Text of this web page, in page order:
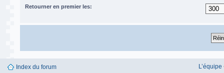
Retourner en premier les:
Index du forum L’équipe